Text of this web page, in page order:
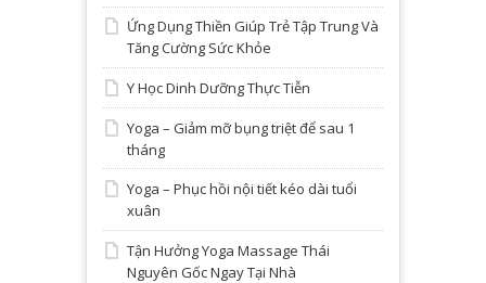
Ứng Dụng Thiền Giúp Trẻ Tập Trung Và
Tăng Cường Sức Khỏe
Y Học Dinh Dưỡng Thực Tiễn
Yoga – Giảm mỡ bụng triệt để sau 1
tháng
Yoga – Phục hồi nội tiết kéo dài tuổi
xuân
Tận Hưởng Yoga Massage Thái
Nguyên Gốc Ngay Tại Nhà